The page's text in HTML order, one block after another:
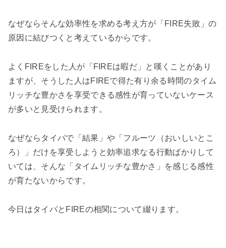
なぜならそんな効率性を求める考え方が「FIRE失敗」の
原因に結びつくと考えているからです。
よくFIREをした人が「FIREは暇だ」と嘆くことがあり
ますが、そうした人はFIREで得た有り余る時間のタイム
リッチな豊かさを享受できる感性が育っていないケース
が多いと見受けられます。
なぜならタイパで「結果」や「フルーツ（おいしいとこ
ろ）」だけを享受しようと効率追求なる行動ばかりして
いては、そんな「タイムリッチな豊かさ」を感じる感性
が育たないからです。
今日はタイパとFIREの相関について綴ります。